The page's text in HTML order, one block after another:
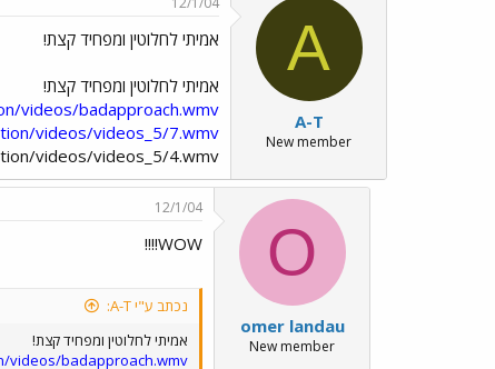
י
A
A-T
New member
אמיתי לחלוטין ומפחיד קצת!
אמיתי לחלוטין ומפחיד קצת!
videos/badapproach.wmv
videos/videos_5/7.wmv
videos/videos_5/4.wmv
O
omer landau
New member
12/1/04
WOW!!!!
נכתב ע"י A-T:
אמיתי לחלוטין ומפחיד קצת!
videos/badapproach.wmv